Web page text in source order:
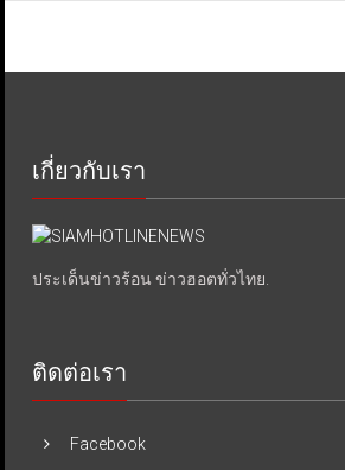
เกี่ยวกับเรา
ประเด็นข่าวร้อน ข่าวฮอตทั่วไทย.
ติดต่อเรา
Facebook